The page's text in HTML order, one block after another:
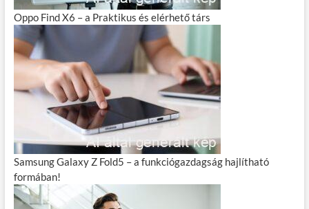
Oppo Find X6 – a Praktikus és elérhető társ
Samsung Galaxy Z Fold5 – a funkciógazdagság hajlítható
formában!